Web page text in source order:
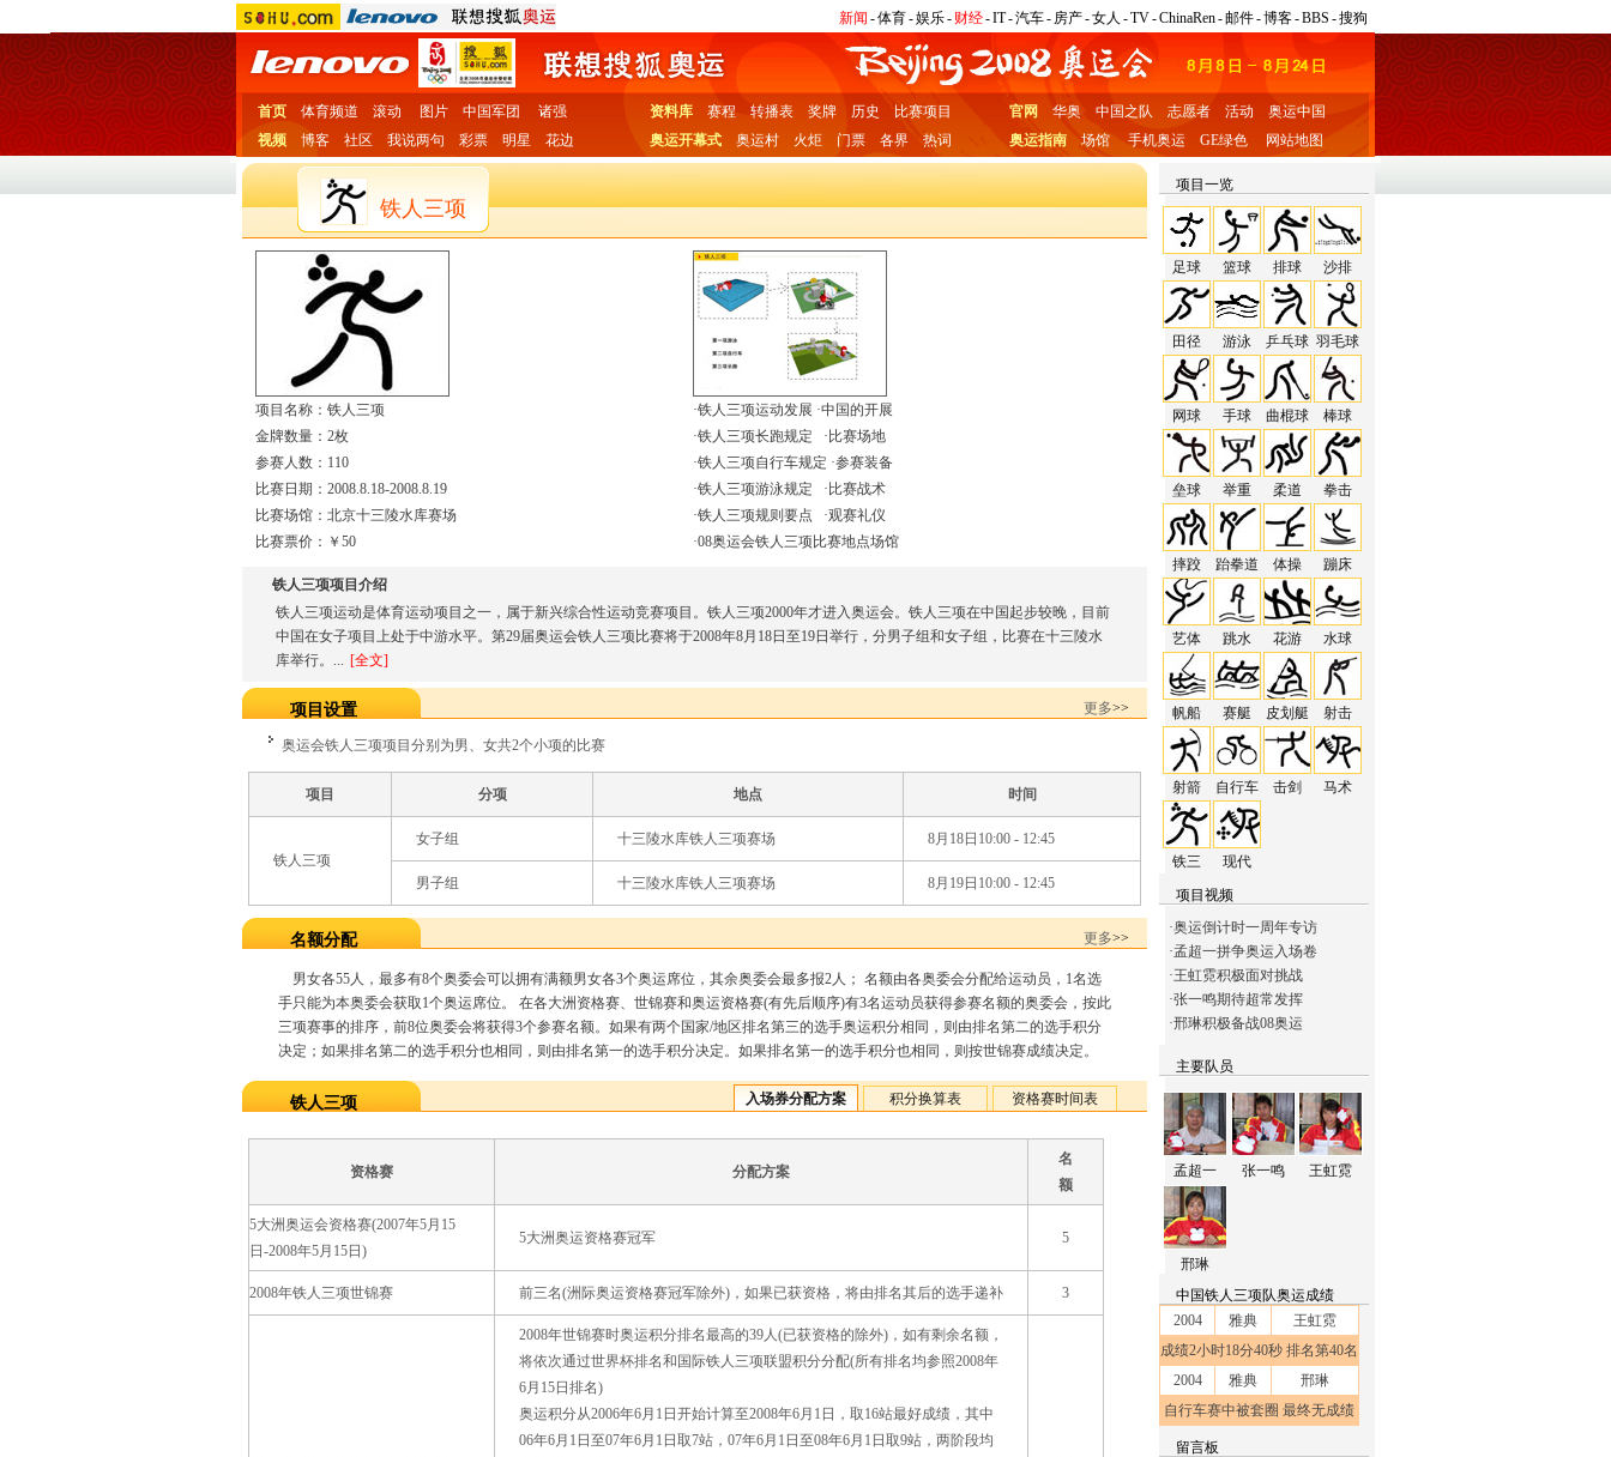
新闻 -体育-娱乐- 财经-IT-汽车- 房产-女人 -TV-ChinaRen-邮件-博客-BBS -搜狗
首页 体育频道 滚动 图片 中国军团
诸强
视频
博客 社区 我说两句 彩票 明星 花边
资料库 赛程 转播表 奖牌 历史
比赛项目
奥运开幕式
奥运村 火炬 门票 各界 热词
官网 华奥 中国之队 志愿者 活动
奥运中国
奥运指南
场馆 手机奥运 GE绿色 网站地图
铁人三项
项目名称：铁人三项
金牌数量：2枚
参赛人数：110
比赛日期：2008.8.18-2008.8.19
比赛场馆：北京十三陵水库赛场
比赛票价：￥50
·铁人三项运动发展 ·中国的开展
·铁人三项长跑规定 · 比赛场地
·铁人三项自行车规定 ·参赛装备
·铁人三项游泳规定 · 比赛战术
·铁人三项规则要点 ·观赛礼仪
·08奥运会铁人三项比赛地点场馆
铁人三项项目介绍
铁人三项运动是体育运动项目之一，属于新兴综合性运动竞赛项目。铁人三项2000年才进入奥运会。铁人三项在中国起步较晚，目前
中国在女子项目上处于中游水平。第29届奥运会铁人三项比赛将于2008年8月18日至19日举行，分男子组和女子组，比赛在十三陵水
库举行。... [全文]
更多>>
项目设置
奥运会铁人三项项目分别为男、女共2个小项的比赛
项目 分项 地点 时间
铁人三项
女子组 十三陵水库铁人三项赛场 8月18日10:00 - 12:45
男子组 十三陵水库铁人三项赛场 8月19日10:00 - 12:45
更多>>
名额分配
男女各55人，最多有8个奥委会可以拥有满额男女各3个奥运席位，其余奥委会最多报2人； 名额由各奥委会分配给运动员，1名选
手只能为本奥委会获取1个奥运席位。 在各大洲资格赛、世锦赛和奥运资格赛(有先后顺序)有3名运动员获得参赛名额的奥委会，按此
三项赛事的排序，前8位奥委会将获得3个参赛名额。如果有两个国家/地区排名第三的选手奥运积分相同，则由排名第二的选手积分
决定；如果排名第二的选手积分也相同，则由排名第一的选手积分决定。如果排名第一的选手积分也相同，则按世锦赛成绩决定。
铁人三项 入场券分配方案 积分换算表 资格赛时间表
资格赛 分配方案
名
额
5大洲奥运会资格赛(2007年5月15
日-2008年5月15日)
5大洲奥运资格赛冠军 5
2008年铁人三项世锦赛 前三名(洲际奥运资格赛冠军除外)，如果已获资格，将由排名其后的选手递补 3
2008年世锦赛时奥运积分排名最高的39人(已获资格的除外)，如有剩余名额，
将依次通过世界杯排名和国际铁人三项联盟积分分配(所有排名均参照2008年
6月15日排名)
奥运积分从2006年6月1日开始计算至2008年6月1日，取16站最好成绩，其中
06年6月1日至07年6月1日取7站，07年6月1日至08年6月1日取9站，两阶段均
项目一览
足球 篮球 排球 沙排
田径 游泳 乒乓球 羽毛球
网球 手球 曲棍球 棒球
垒球 举重 柔道 拳击
摔跤 跆拳道 体操 蹦床
艺体 跳水 花游 水球
帆船 赛艇 皮划艇 射击
射箭 自行车 击剑 马术
铁三
现代
项目视频
·奥运倒计时一周年专访
·孟超一拼争奥运入场卷
·王虹霓积极面对挑战
·张一鸣期待超常发挥
·邢琳积极备战08奥运
主要队员
孟超一 张一鸣 王虹霓
邢琳
中国铁人三项队奥运成绩
2004
雅典
王虹霓
成绩2小时18分40秒 排名第40名
2004
雅典
邢琳
自行车赛中被套圈 最终无成绩
留言板